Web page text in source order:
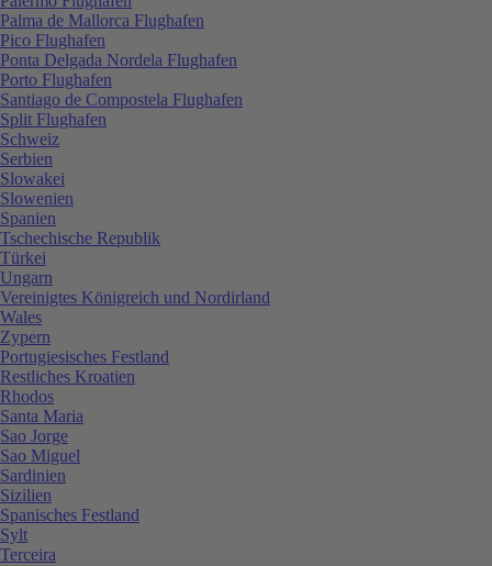
Palma de Mallorca Flughafen
Pico Flughafen
Ponta Delgada Nordela Flughafen
Porto Flughafen
Santiago de Compostela Flughafen
Split Flughafen
Schweiz
Serbien
Slowakei
Slowenien
Spanien
Tschechische Republik
Türkei
Ungarn
Vereinigtes Königreich und Nordirland
Wales
Zypern
Portugiesisches Festland
Restliches Kroatien
Rhodos
Santa Maria
Sao Jorge
Sao Miguel
Sardinien
Sizilien
Spanisches Festland
Sylt
Terceira